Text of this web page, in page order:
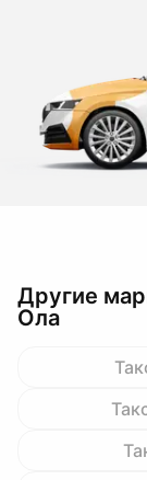
Другие
Ола